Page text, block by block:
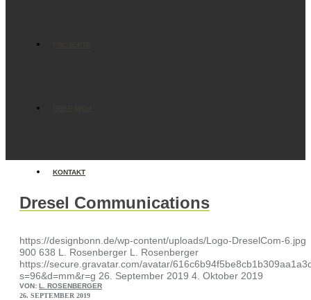
KONTAKT
Dresel Communications
https://designbonn.de/wp-content/uploads/Logo-DreselCom-6.jpg
900 638 L. Rosenberger L. Rosenberger
https://secure.gravatar.com/avatar/
s=96&d=mm&r=g 26. September 2019 4. Oktober 2019
VON: L. ROSENBERGER
26. SEPTEMBER 2019